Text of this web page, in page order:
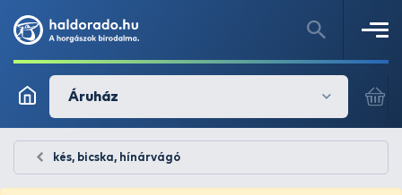
Áruház
kés, bicska, hínárvágó